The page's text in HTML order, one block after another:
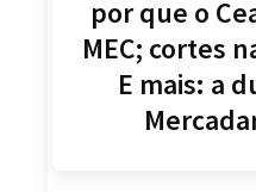
por que o
MEC; cortes
E mais: a